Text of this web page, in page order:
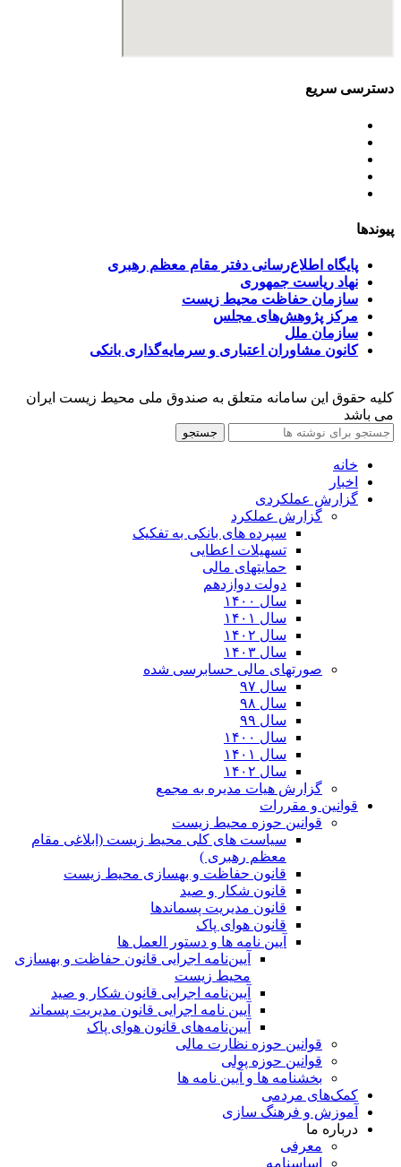
دسترسی سریع
پیوندها
پایگاه اطلاع‌رسانی دفتر مقام معظم رهبری
نهاد ریاست جمهوری
سازمان حفاظت محیط زیست
مرکز پژوهش‌های مجلس
سازمان ملل
کانون مشاوران اعتباری و سرمایه‌گذاری بانکی
کلیه حقوق این سامانه متعلق به صندوق ملی محیط زیست ایران
می باشد
جستجو
خانه
اخبار
گزارش عملکردی
گزارش عملکرد
سپرده های بانکی به تفکیک
تسهیلات اعطایی
حمایتهای مالی
دولت دوازدهم
سال ۱۴۰۰
سال ۱۴۰۱
سال ۱۴۰۲
سال ۱۴۰۳
صورتهای مالی حسابرسی شده
سال ۹۷
سال ۹۸
سال ۹۹
سال ۱۴۰۰
سال ۱۴۰۱
سال ۱۴۰۲
گزارش هیات مدیره به مجمع
قوانین و مقررات
قوانین حوزه محیط زیست
ﺳﯿﺎﺳﺖ ﻫﺎی ﮐﻠﯽ ﻣﺤﯿﻂ زﯾﺴﺖ (ابلاغی مقام
معظم رهبری )
قانون حفاظت و بهسازی محیط زیست
قانون شکار و صید
قانون مدیریت پسماندها
قانون هوای پاک
آیین نامه ها و دستور العمل ها
آیین‌نامه اجرایی قانون حفاظت و بهسازی
محیط زیست
آیین‌نامه اجرایی قانون شکار و صید
آیین نامه اجرایی قانون مدیریت پسماند
آیین‌نامه‌های قانون هوای پاک
قوانین حوزه نظارت مالی
قوانین حوزه پولی
بخشنامه ها و آیین نامه ها
کمک‌های مردمی
آموزش و فرهنگ سازی
درباره ما
معرفی
اساسنامه